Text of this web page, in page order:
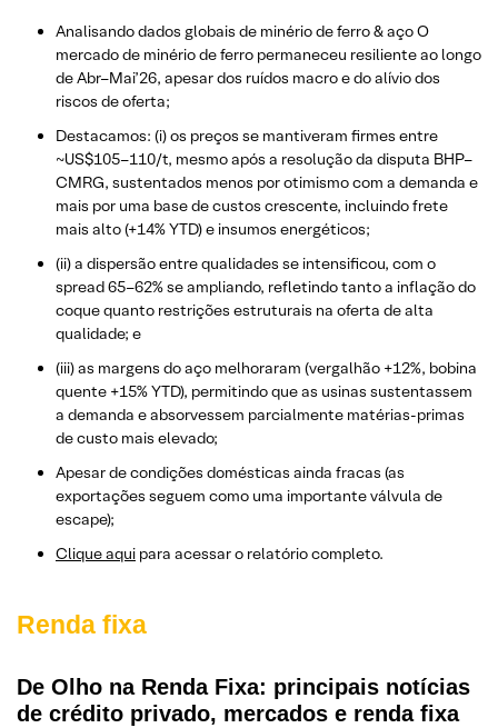
Analisando dados globais de minério de ferro & aço O
mercado de minério de ferro permaneceu resiliente ao longo
de Abr–Mai’26, apesar dos ruídos macro e do alívio dos
riscos de oferta;
Destacamos: (i) os preços se mantiveram firmes entre
~US$105–110/t, mesmo após a resolução da disputa BHP–
CMRG, sustentados menos por otimismo com a demanda e
mais por uma base de custos crescente, incluindo frete
mais alto (+14% YTD) e insumos energéticos;
(ii) a dispersão entre qualidades se intensificou, com o
spread 65–62% se ampliando, refletindo tanto a inflação do
coque quanto restrições estruturais na oferta de alta
qualidade; e
(iii) as margens do aço melhoraram (vergalhão +12%, bobina
quente +15% YTD), permitindo que as usinas sustentassem
a demanda e absorvessem parcialmente matérias-primas
de custo mais elevado;
Apesar de condições domésticas ainda fracas (as
exportações seguem como uma importante válvula de
escape);
Clique aqui para acessar o relatório completo.
Renda fixa
De Olho na Renda Fixa: principais notícias
de crédito privado, mercados e renda fixa